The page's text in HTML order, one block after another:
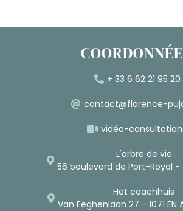
+ 33 6 62 21 95 20
contact@florence-
vidéo-
L'arbre de vie
56 boulevard de Port-Royal -
Het coachhuis
Van Eeghenlaan 27 - 1071